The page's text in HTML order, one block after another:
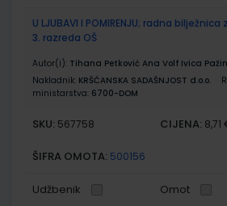
U LJUBAVI I POMIRENJU; radna
3. razreda OŠ
Autor(i): Tihana Petković Ana Volf Ivica
Nakladnik: KRŠĆANSKA SADAŠNJOST d.o.o.
ministarstva: 6700-DOM
SKU: 567758 CIJENA: 8,71
ŠIFRA OMOTA: 500156
Udžbenik Omot